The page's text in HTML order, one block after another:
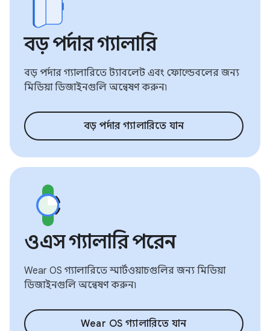
বড় পর্দার গ্যালারি
বড় পর্দার গ্যালারিতে ট্যাবলেট এবং ফোল্ডেবলের জন্য
মিডিয়া ডিজাইনগুলি অন্বেষণ করুন৷
বড় পর্দার গ্যালারিতে যান
ওএস গ্যালারি পরেন
Wear OS গ্যালারিতে স্মার্টওয়াচগুলির জন্য মিডিয়া
ডিজাইনগুলি অন্বেষণ করুন৷
Wear OS গ্যালারিতে যান